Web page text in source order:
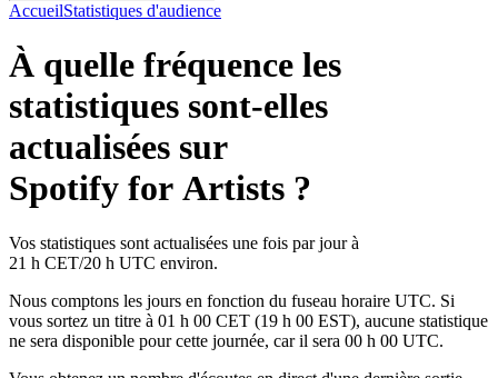
AccueilStatistiques d'audience
À quelle fréquence les
statistiques sont-elles
actualisées sur
Spotify for Artists ?
Vos statistiques sont actualisées une fois par jour à
21 h CET/20 h UTC environ.
Nous comptons les jours en fonction du fuseau horaire UTC. Si
vous sortez un titre à 01 h 00 CET (19 h 00 EST), aucune statistique
ne sera disponible pour cette journée, car il sera 00 h 00 UTC.